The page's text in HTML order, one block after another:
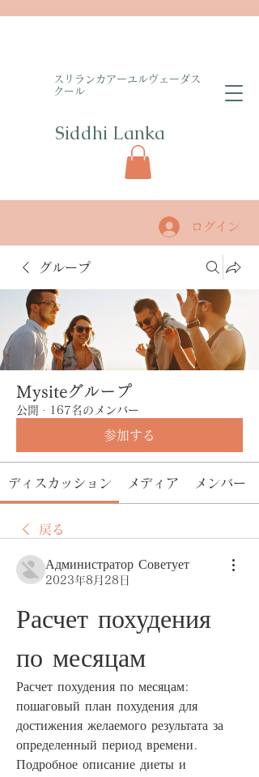
​スリランカアーユルヴェーダス
クール
Siddhi Lanka​
ログイン
グループ
Mysiteグループ
公開 · 167名のメンバー
参加する
ディスカッション メディア メンバー
戻る
Администратор Советует
2023年8月28日
Расчет похудения
по месяцам
Расчет похудения по месяцам:
пошаговый план похудения для
достижения желаемого результата за
определенный период времени.
Подробное описание диеты и